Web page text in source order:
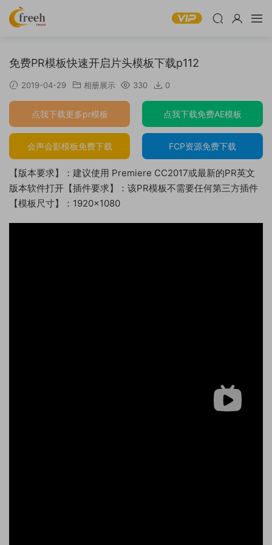
免费PR模板快速开启片头模板下载p112
2019-04-29 相册展示 330 0
点我下载更多pr模板 点我下载免费AE模板
会声会影模板免费下载 FCP资源免费下载
【版本要求】：建议使用 Premiere CC2017或最新的PR英文
版本软件打开【插件要求】：该PR模板不需要任何第三方插件
【模板尺寸】：1920×1080